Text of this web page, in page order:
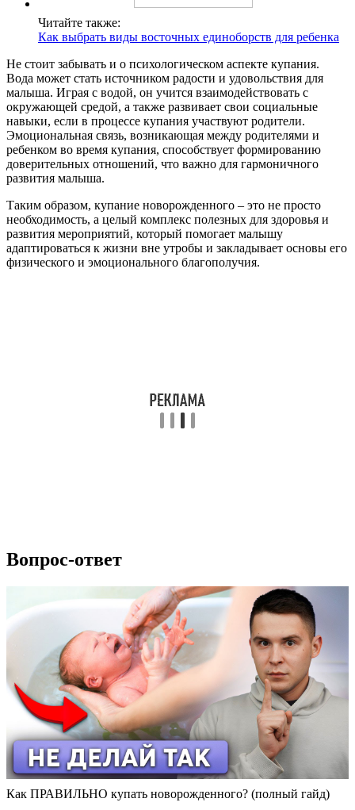
Читайте также:
Как выбрать виды восточных единоборств для ребенка
Не стоит забывать и о психологическом аспекте купания.
Вода может стать источником радости и удовольствия для
малыша. Играя с водой, он учится взаимодействовать с
окружающей средой, а также развивает свои социальные
навыки, если в процессе купания участвуют родители.
Эмоциональная связь, возникающая между родителями и
ребенком во время купания, способствует формированию
доверительных отношений, что важно для гармоничного
развития малыша.
Таким образом, купание новорожденного – это не просто
необходимость, а целый комплекс полезных для здоровья и
развития мероприятий, который помогает малышу
адаптироваться к жизни вне утробы и закладывает основы его
физического и эмоционального благополучия.
Вопрос-ответ
Как ПРАВИЛЬНО купать новорожденного? (полный гайд)